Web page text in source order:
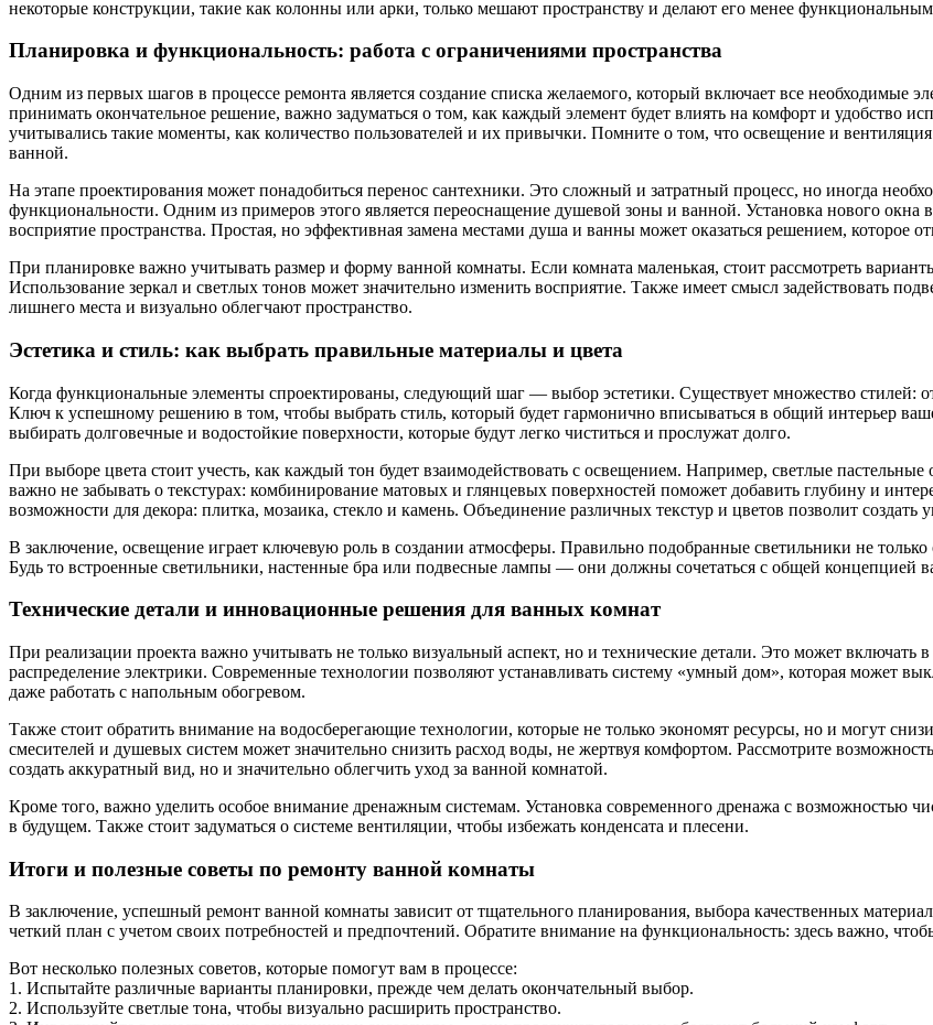
некоторые конструкции, такие как колонны или арки, только мешают пространству и делают его менее
Планировка и функциональность: работа с ограничениями пространства
Одним из первых шагов в процессе ремонта является создание списка желаемого, который включает все необходимые
принимать окончательное решение, важно задуматься о том, как каждый элемент будет влиять на комфорт и удобство
учитывались такие моменты, как количество пользователей и их привычки. Помните о том, что освещение и
ванной.
На этапе проектирования может понадобиться перенос сантехники. Это сложный и затратный процесс, но иногда
функциональности. Одним из примеров этого является переоснащение душевой зоны и ванной. Установка нового
восприятие пространства. Простая, но эффективная замена местами душа и ванны может оказаться решением, которое
При планировке важно учитывать размер и форму ванной комнаты. Если комната маленькая, стоит рассмотреть
Использование зеркал и светлых тонов может значительно изменить восприятие. Также имеет смысл задействовать
лишнего места и визуально облегчают пространство.
Эстетика и стиль: как выбрать правильные материалы и цвета
Когда функциональные элементы спроектированы, следующий шаг — выбор эстетики. Существует множество стилей:
Ключ к успешному решению в том, чтобы выбрать стиль, который будет гармонично вписываться в общий интерьер
выбирать долговечные и водостойкие поверхности, которые будут легко чиститься и прослужат долго.
При выборе цвета стоит учесть, как каждый тон будет взаимодействовать с освещением. Например, светлые
важно не забывать о текстурах: комбинирование матовых и глянцевых поверхностей поможет добавить глубину и
возможности для декора: плитка, мозаика, стекло и камень. Объединение различных текстур и цветов позволит создать
В заключение, освещение играет ключевую роль в создании атмосферы. Правильно подобранные светильники не
Будь то встроенные светильники, настенные бра или подвесные лампы — они должны сочетаться с общей концепцией
Технические детали и инновационные решения для ванных комнат
При реализации проекта важно учитывать не только визуальный аспект, но и технические детали. Это может включать
распределение электрики. Современные технологии позволяют устанавливать систему «умный дом», которая может
даже работать с напольным обогревом.
Также стоит обратить внимание на водосберегающие технологии, которые не только экономят ресурсы, но и могут
смесителей и душевых систем может значительно снизить расход воды, не жертвуя комфортом. Рассмотрите
создать аккуратный вид, но и значительно облегчить уход за ванной комнатой.
Кроме того, важно уделить особое внимание дренажным системам. Установка современного дренажа с возможностью
в будущем. Также стоит задуматься о системе вентиляции, чтобы избежать конденсата и плесени.
Итоги и полезные советы по ремонту ванной комнаты
В заключение, успешный ремонт ванной комнаты зависит от тщательного планирования, выбора качественных
четкий план с учетом своих потребностей и предпочтений. Обратите внимание на функциональность: здесь важно,
Вот несколько полезных советов, которые помогут вам в процессе:
1. Испытайте различные варианты планировки, прежде чем делать окончательный выбор.
2. Используйте светлые тона, чтобы визуально расширить пространство.